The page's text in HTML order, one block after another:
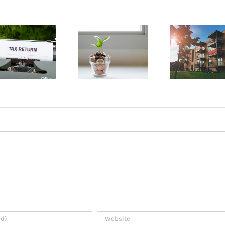
Ouvrir un
compte
bancaire au
louer un
appartement
Le